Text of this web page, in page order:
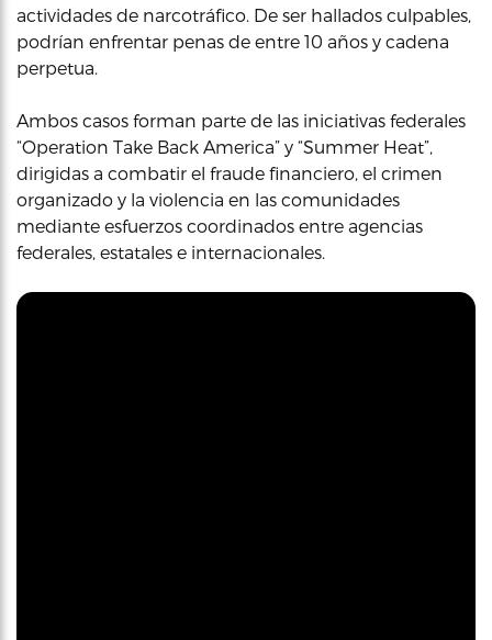
actividades de narcotráfico. De ser hallados culpables,
podrían enfrentar penas de entre 10 años y cadena
perpetua.
Ambos casos forman parte de las iniciativas federales
“Operation Take Back America” y “Summer Heat”,
dirigidas a combatir el fraude financiero, el crimen
organizado y la violencia en las comunidades
mediante esfuerzos coordinados entre agencias
federales, estatales e internacionales.